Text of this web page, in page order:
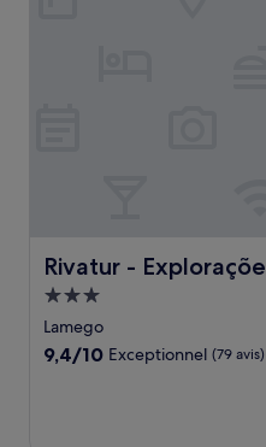
Rivatur -
Rivatur - Explorações
Hébergement
3.0 étoiles
Lamego
9.4
9,4/10 Exceptionnel (79 avis)